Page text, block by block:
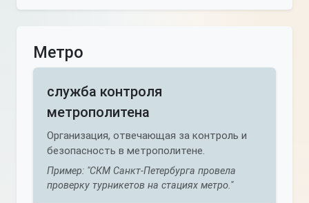
Метро
служба контроля
метрополитена
Организация, отвечающая за контроль и
безопасность в метрополитене.
Пример: "СКМ Санкт-Петербурга провела
проверку турникетов на стациях метро."